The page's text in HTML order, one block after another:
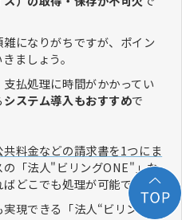
になりがちですが、ポイン
ましょう。
払処理に時間がかかってい
システム導入もおすすめで
料金などの請求書を1つにま
の「法人"ビリングONE"」な
どこでも処理が可能です。
現できる「法人“ビリング